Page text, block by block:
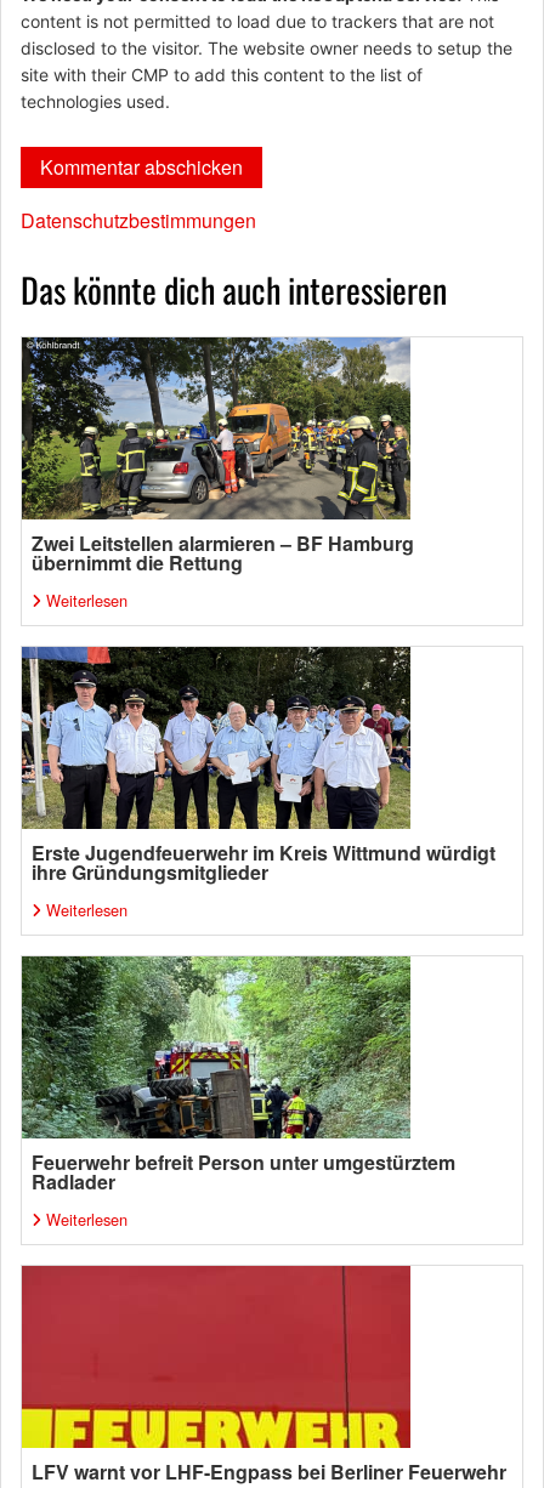
content is not permitted to load due to trackers that are not
disclosed to the visitor. The website owner needs to setup the
site with their CMP to add this content to the list of
technologies used.
Datenschutzbestimmungen
Das könnte dich auch interessieren
Zwei Leitstellen alarmieren – BF Hamburg
übernimmt die Rettung
Weiterlesen
Erste Jugendfeuerwehr im Kreis Wittmund würdigt
ihre Gründungsmitglieder
Weiterlesen
Feuerwehr befreit Person unter umgestürztem
Radlader
Weiterlesen
LFV warnt vor LHF-Engpass bei Berliner Feuerwehr